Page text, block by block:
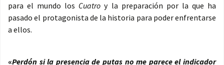
para el mundo los Cuatro y la preparación por la que ha
pasado el protagonista de la historia para poder enfrentarse
a ellos.
«Perdón si la presencia de putas no me parece el indicador